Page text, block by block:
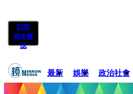
訂閱
紙本雜
誌
最新 娛樂 政治社會